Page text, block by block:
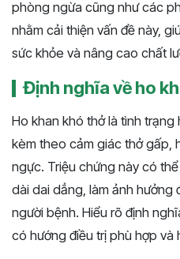
phòng ngừa cũng như các
nhằm cải thiện vấn đề này,
sức khỏe và nâng cao chất
Định nghĩa về ho
Ho khan khó thở là tình
kèm theo cảm giác thở gấp,
ngực. Triệu chứng này có
dài dai dẳng, làm ảnh hưởng
người bệnh. Hiểu rõ định
có hướng điều trị phù hợp và